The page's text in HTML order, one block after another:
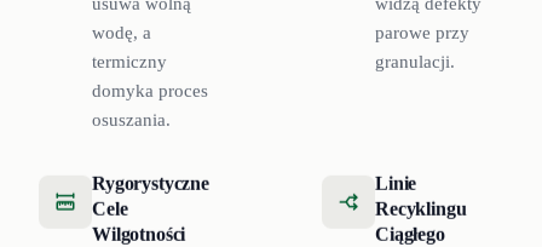
usuwa wolną
wodę, a
termiczny
domyka proces
osuszania.
widzą defekty
parowe przy
granulacji.
Rygorystyczne
Cele
Wilgotności
Linie
Recyklingu
Ciągłego